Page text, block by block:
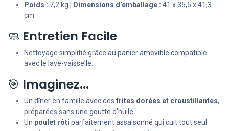
Poids : 7,2 kg | Dimensions d’emballage : 41 x 35,5 x 41,3
cm
🧼 Entretien Facile
Nettoyage simplifié grâce au panier amovible compatible
avec le lave-vaisselle.
🎯 Imaginez...
Un dîner en famille avec des frites dorées et croustillantes,
préparées sans une goutte d’huile.
Un poulet rôti parfaitement assaisonné qui cuit tout seul